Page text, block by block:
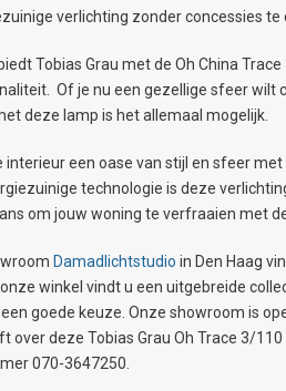
verlichting zonder concessies
Tobias Grau met de Oh China
Of je nu een gezellige sfeer wilt
deze lamp is het allemaal mogelijk.
interieur een oase van stijl en sfeer
technologie is deze
om jouw woning te verfraaien met
Damadlichtstudio in Den Haag
winkel vindt u een uitgebreide
goede keuze. Onze showroom is
over deze Tobias Grau Oh Trace 3/
070-3647250.